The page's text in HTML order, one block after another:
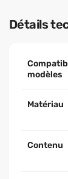
Détails
modèles
Matériau
Contenu